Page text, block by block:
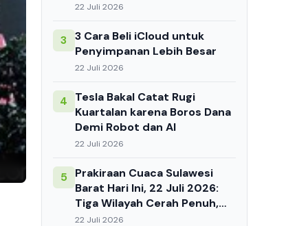
22 Juli 2026
3
3 Cara Beli iCloud untuk
Penyimpanan Lebih Besar
22 Juli 2026
4 Tesla Bakal Catat Rugi
Kuartalan karena Boros Dana
Demi Robot dan AI
22 Juli 2026
5 Prakiraan Cuaca Sulawesi
Barat Hari Ini, 22 Juli 2026:
Tiga Wilayah Cerah Penuh,
Suhu Capai 32°C, Waspada
22 Juli 2026